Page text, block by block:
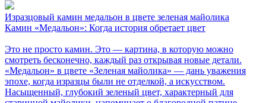
Изразцовый камин медальон в цвете зеленая майолика
Камин «Медальон»: Когда история обретает цвет
Это не просто камин. Это — картина, в которую можно
смотреть бесконечно, каждый раз открывая новые детали.
«Медальон» в цвете «Зеленая майолика» — дань уважения
эпохе, когда изразцы были не отделкой, а искусством.
Насыщенный, глубокий зеленый цвет, характерный для